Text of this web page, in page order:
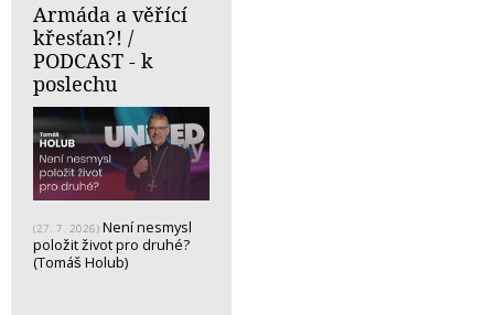
Armáda a věřící
křesťan?! /
PODCAST - k
poslechu
(27. 7. 2026) Není nesmysl
položit život pro druhé?
(Tomáš Holub)